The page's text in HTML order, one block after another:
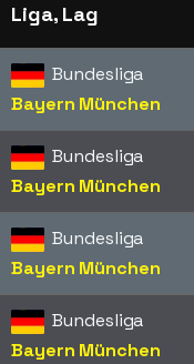
Liga, Lag
Bundesliga
Bayern München
Bundesliga
Bayern München
Bundesliga
Bayern München
Bundesliga
Bayern München